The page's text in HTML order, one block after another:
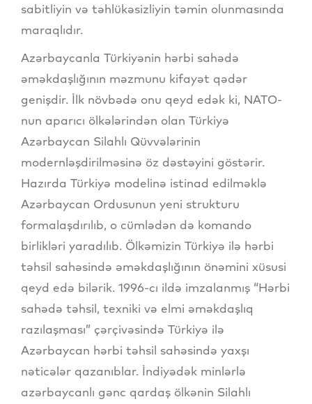
sabitliyin və təhlükəsizliyin təmin olunmasında
maraqlıdır.
Azərbaycanla Türkiyənin hərbi sahədə
əməkdaşlığının məzmunu kifayət qədər
genişdir. İlk növbədə onu qeyd edək ki, NATO-
nun aparıcı ölkələrindən olan Türkiyə
Azərbaycan Silahlı Qüvvələrinin
modernləşdirilməsinə öz dəstəyini göstərir.
Hazırda Türkiyə modelinə istinad edilməklə
Azərbaycan Ordusunun yeni strukturu
formalaşdırılıb, o cümlədən də komando
birlikləri yaradılıb. Ölkəmizin Türkiyə ilə hərbi
təhsil sahəsində əməkdaşlığının önəmini xüsusi
qeyd edə bilərik. 1996-cı ildə imzalanmış “Hərbi
sahədə təhsil, texniki və elmi əməkdaşlıq
razılaşması” çərçivəsində Türkiyə ilə
Azərbaycan hərbi təhsil sahəsində yaxşı
nəticələr qazanıblar. İndiyədək minlərlə
azərbaycanlı gənc qardaş ölkənin Silahlı